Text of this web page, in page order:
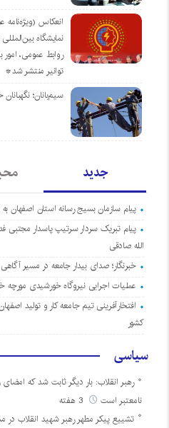
انعکاس (ویژه‌نامه
نمایشگاه
روابط عمومی،
توانیر منتشر شد*
سیم‌بانان؛
جدید
پیام سازمان بسیج رسانه استان اصفهان به
پیام تبریک سردار سرتیپ پاسدار مجتبی
الله صادقی
خبرنگار؛ صدای بیدار جامعه در مسیر
عملیات اجرایی نیروگاه خورشیدی
افتخارآفرینی تیم جامعه کار و تولید
کشور
سیاسی
رهبر انقلاب: بار دیگر ثابت شد که
نامعتبر است
3 هفته
تشییع پیکر مطهر رهبر شهید انقلاب در